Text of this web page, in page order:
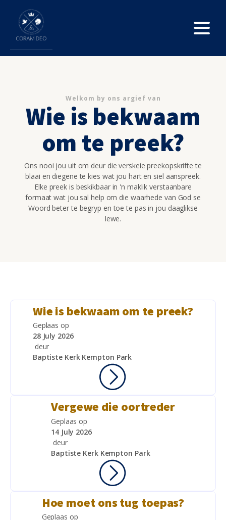
Welkom by ons argief van
Wie is bekwaam
om te preek?
Ons nooi jou uit om deur die verskeie preekopskrifte te
blaai en diegene te kies wat jou hart en siel aanspreek.
Elke preek is beskikbaar in 'n maklik verstaanbare
formaat wat jou sal help om die waarhede van God se
Woord beter te begryp en toe te pas in jou daaglikse
lewe.
Wie is bekwaam om te preek?
Geplaas op
28 July 2026
deur
Baptiste Kerk Kempton Park
Vergewe die oortreder
Geplaas op
14 July 2026
deur
Baptiste Kerk Kempton Park
Hoe moet ons tug toepas?
Geplaas op